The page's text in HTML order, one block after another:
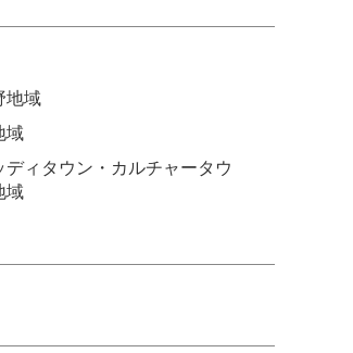
地域
域
ディタウン・カルチャータウ
域